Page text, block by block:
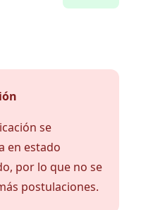
se
en estado
por lo que no se
postulaciones.